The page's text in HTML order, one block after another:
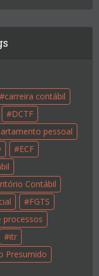
carreira contábil
DCTF
pessoal
ECF
Contábil
FGTS
processos
itr
Presumido